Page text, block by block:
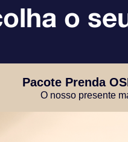
o
Pacote Prenda
O nosso presente